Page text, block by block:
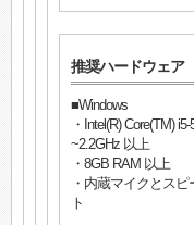
推奨ハードウェア
■Windows
・Intel(R) Core(TM)
~2.2GHz 以上
・8GB RAM 以上
・内蔵マイクとス
ト